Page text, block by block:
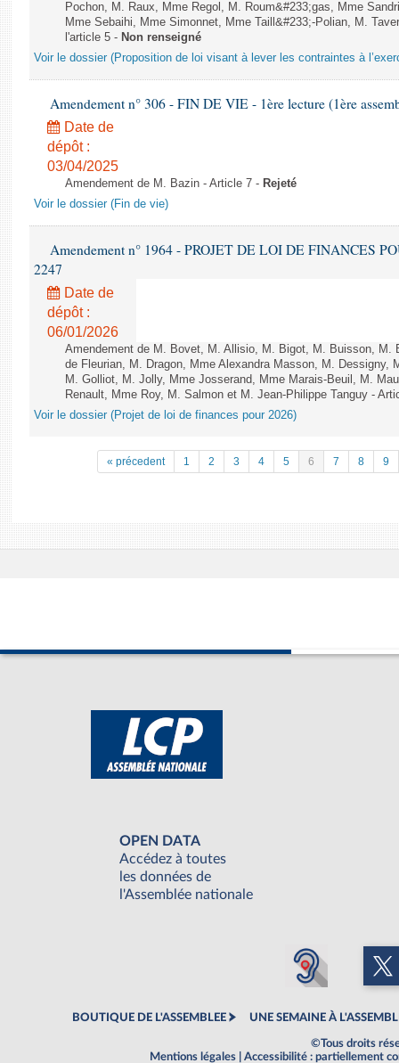
Pochon, M. Raux, Mme Regol, M. Roum&#233;gas, Mme
Mme Sebaihi, Mme Simonnet, Mme Taill&#233;-Polian, M.
l'article 5 - Non renseigné
Voir le dossier (Proposition de loi visant à lever les contraintes à
Amendement n° 306 - FIN DE VIE - 1ère lecture (1ère
Date de
dépôt :
03/04/2025
Amendement de M. Bazin - Article 7 - Rejeté
Voir le dossier (Fin de vie)
Amendement n° 1964 - PROJET DE LOI DE FINANCES
2247
Date de
dépôt :
06/01/2026
Amendement de M. Bovet, M. Allisio, M. Bigot, M. Buisson, M.
de Fleurian, M. Dragon, Mme Alexandra Masson, M. Dessigny,
M. Golliot, M. Jolly, Mme Josserand, Mme Marais-Beuil, M.
Renault, Mme Roy, M. Salmon et M. Jean-Philippe Tanguy -
Voir le dossier (Projet de loi de finances pour 2026)
« précedent 1 2 3 4 5 6 7 8 9
OPEN DATA
Accédez à toutes
les données de
l'Assemblée nationale
BOUTIQUE DE L'ASSEMBLEE UNE SEMAINE À
©Tous droits
Mentions légales
Accessibilité : partiellement